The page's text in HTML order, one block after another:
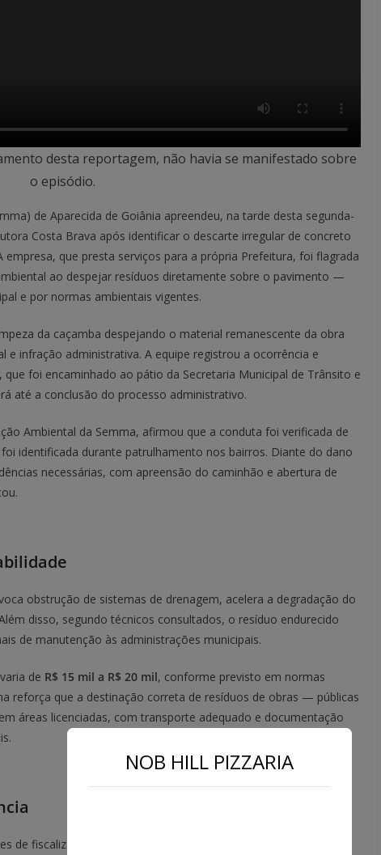
desta reportagem, não havia se manifestado sobre
o episódio.
de Aparecida de Goiânia apreendeu, na tarde desta segunda-
Costa Brava após identificar o descarte irregular de concreto
que presta serviços para a própria Prefeitura, foi flagrada
ao despejar resíduos diretamente sobre o pavimento —
e por normas ambientais vigentes.
da caçamba despejando o material remanescente da obra
e infração administrativa. A equipe registrou a ocorrência e
foi encaminhado ao pátio da Secretaria Municipal de Trânsito e
até a conclusão do processo administrativo.
Ambiental da Semma, afirmou que a conduta foi verificada de
identificada durante patrulhamento nos bairros. Diante do dano
necessárias, com apreensão do caminhão e abertura de
obstrução de sistemas de drenagem, acelera a degradação do
disso, segundo técnicos consultados, o resíduo endurecido
de manutenção às administrações municipais.
de R$ 15 mil a R$ 20 mil, conforme previsto em normas
reforça que a destinação correta de resíduos de obras — públicas
áreas licenciadas, com transporte adequado e documentação
de fiscalização ambiental, incluindo o monitoramento de obras
NOB HILL PIZZARIA